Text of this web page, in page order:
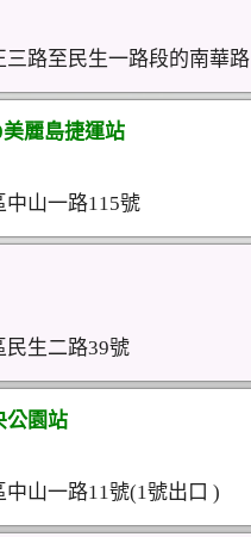
三路至民生一路段的南華路
麗島捷運站
中山一路115號
民生二路39號
公園站
中山一路11號(1號出口 )